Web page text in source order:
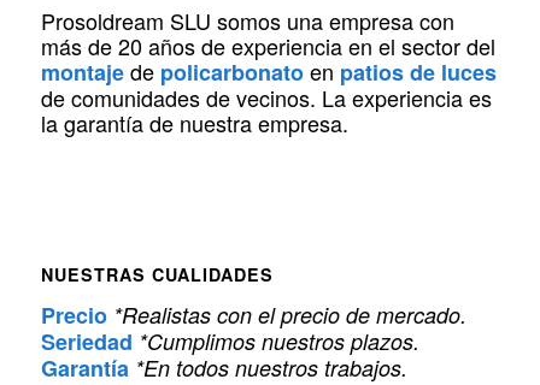
Prosoldream SLU somos una empresa con
más de 20 años de experiencia en el sector del
montajede policarbonatoen patios de luces
de comunidades de vecinos. La experiencia es
la garantía de nuestra empresa.
NUESTRAS CUALIDADES
Precio *Realistas con el precio de mercado.
Seriedad *Cumplimos nuestros plazos.
Garantía *En todos nuestros trabajos.